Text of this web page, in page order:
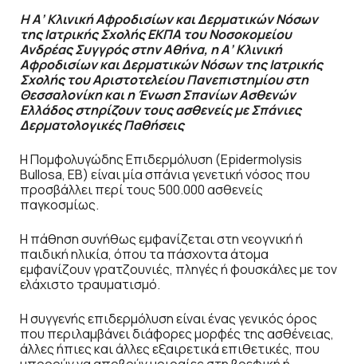
Η Α’ Κλινική Αφροδισίων και Δερματικών Νόσων
της Ιατρικής Σχολής ΕΚΠΑ του Νοσοκομείου
Ανδρέας Συγγρός στην Αθήνα, η Α’ Κλινική
Αφροδισίων και Δερματικών Νόσων της Ιατρικής
Σχολής του Αριστοτελείου Πανεπιστημίου στη
Θεσσαλονίκη και η Ένωση Σπανίων Ασθενών
Ελλάδος στηρίζουν τους ασθενείς με Σπάνιες
Δερματολογικές Παθήσεις
Η Πομφολυγώδης Επιδερμόλυση (Epidermolysis
Bullosa, EB) είναι μία σπάνια γενετική νόσος που
προσβάλλει περί τους 500.000 ασθενείς
παγκοσμίως.
Η πάθηση συνήθως εμφανίζεται στη νεογνική ή
παιδική ηλικία, όπου τα πάσχοντα άτομα
εμφανίζουν γρατζουνιές, πληγές ή φουσκάλες με τον
ελάχιστο τραυματισμό.
Η συγγενής επιδερμόλυση είναι ένας γενικός όρος
που περιλαμβάνει διάφορες μορφές της ασθένειας,
άλλες ήπιες και άλλες εξαιρετικά επιθετικές, που